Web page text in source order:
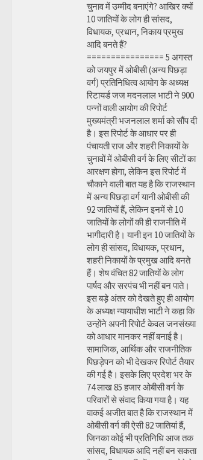
चुनाव में उम्मीद बनाएंगे? आखिर क्यों
10 जातियों के लोग ही सांसद,
विधायक, प्रधान, निकाय प्रमुख
आदि बनते हैं?
================ 5 अगस्त
को जयपुर में ओबीसी (अन्य पिछड़ा
वर्ग) प्रतिनिधित्व आयोग के अध्यक्ष
रिटायर्ड जज मदनलाल भाटी ने 900
पन्नों वाली आयोग की रिपोर्ट
मुख्यमंत्री भजनलाल शर्मा को सौंप दी
है। इस रिपोर्ट के आधार पर ही
पंचायती राज और शहरी निकायों के
चुनावों में ओबीसी वर्ग के लिए सीटों का
आरक्षण होगा, लेकिन इस रिपोर्ट में
चौकाने वाली बात यह है कि राजस्थान
में अन्य पिछड़ा वर्ग यानी ओबीसी की
92 जातियों हैं, लेकिन इनमें से 10
जातियों के लोगों की ही राजनीति में
भागीदारी है। यानी इन 10 जातियों के
लोग ही सांसद, विधायक, प्रधान,
शहरी निकायों के प्रमुख आदि बनते
हैं। शेष वंचित 82 जातियों के लोग
पार्षद और सरपंच भी नहीं बन पाते।
इस बड़े अंतर को देखते हुए ही आयोग
के अध्यक्ष न्यायाधीश भाटी ने कहा कि
उन्होंने अपनी रिपोर्ट केवल जनसंख्या
को आधार मानकर नहीं बनाई है।
सामाजिक, आर्थिक और राजनीतिक
पिछड़ेपन को भी देखकर रिपोर्ट तैयार
की गई है। इसके लिए प्रदेश भर के
74 लाख 85 हजार ओबीसी वर्ग के
परिवारों से संवाद किया गया है। यह
वाकई अजीत बात है कि राजस्थान में
ओबीसी वर्ग की ऐसी 82 जातियां हैं,
जिनका कोई भी प्रतिनिधि आज तक
सांसद, विधायक आदि नहीं बन सकता